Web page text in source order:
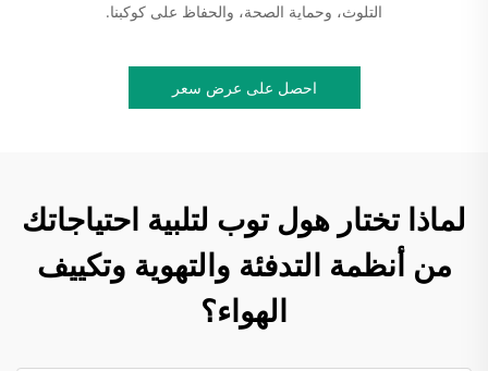
التلوث، وحماية الصحة، والحفاظ على كوكبنا.
احصل على عرض سعر
لماذا تختار هول توب لتلبية احتياجاتك
من أنظمة التدفئة والتهوية وتكييف
الهواء؟